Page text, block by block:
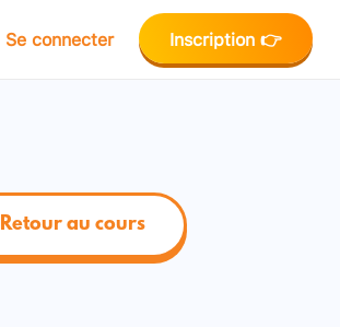
Se connecter Inscription 👉
Retour au cours